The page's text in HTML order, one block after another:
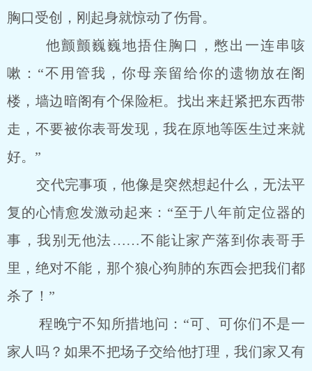
胸口受创，刚起身就惊动了伤骨。
他颤颤巍巍地捂住胸口，憋出一连串咳
嗽：“不用管我，你母亲留给你的遗物放在阁
楼，墙边暗阁有个保险柜。找出来赶紧把东西带
走，不要被你表哥发现，我在原地等医生过来就
好。”
交代完事项，他像是突然想起什么，无法平
复的心情愈发激动起来：“至于八年前定位器的
事，我别无他法……不能让家产落到你表哥手
里，绝对不能，那个狼心狗肺的东西会把我们都
杀了！”
程晚宁不知所措地问：“可、可你们不是一
家人吗？如果不把场子交给他打理，我们家又有